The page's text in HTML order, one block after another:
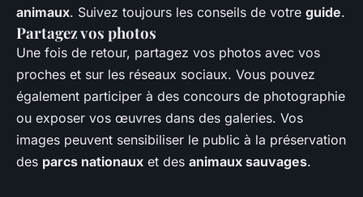
animaux. Suivez toujours les conseils de votre guide.
Partagez vos photos
Une fois de retour, partagez vos photos avec vos
proches et sur les réseaux sociaux. Vous pouvez
également participer à des concours de photographie
ou exposer vos œuvres dans des galeries. Vos
images peuvent sensibiliser le public à la préservation
des parcs nationaux et des animaux sauvages.